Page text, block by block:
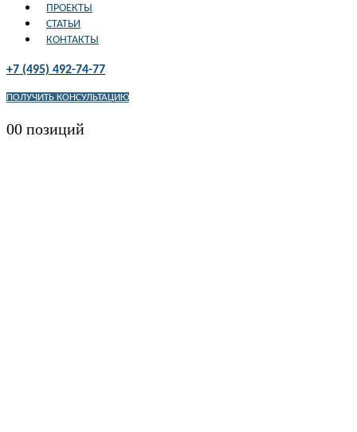
ПРОЕКТЫ
СТАТЬИ
КОНТАКТЫ
+7 (495) 492-74-77
ПОЛУЧИТЬ КОНСУЛЬТАЦИЮ
00 позиций